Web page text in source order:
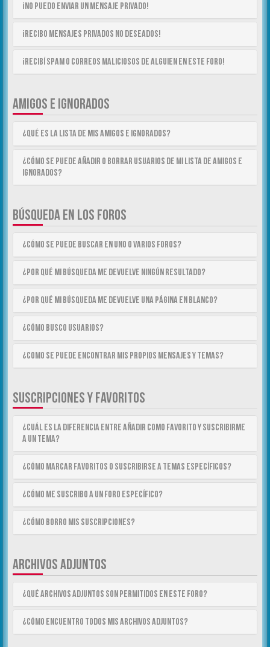
¡No puedo enviar un mensaje privado!
¡Recibo mensajes privados no deseados!
¡Recibí spam o correos maliciosos de alguien en este foro!
AMIGOS E IGNORADOS
¿Qué es la lista de Mis Amigos e Ignorados?
¿Cómo se puede añadir o borrar usuarios de mi lista de Amigos e
Ignorados?
BÚSQUEDA EN LOS FOROS
¿Cómo se puede buscar en uno o varios foros?
¿Por qué mi búsqueda me devuelve ningún resultado?
¿Por qué mi búsqueda me devuelve una página en blanco?
¿Cómo busco usuarios?
¿Como se puede encontrar mis propios mensajes y temas?
SUSCRIPCIONES Y FAVORITOS
¿Cuál es la diferencia entre añadir como Favorito y suscribirme
a un tema?
¿Cómo marcar Favoritos o suscribirse a temas específicos?
¿Cómo me suscribo a un foro específico?
¿Cómo borro mis suscripciones?
ARCHIVOS ADJUNTOS
¿Qué archivos adjuntos son permitidos en este foro?
¿Cómo encuentro todos mis archivos adjuntos?